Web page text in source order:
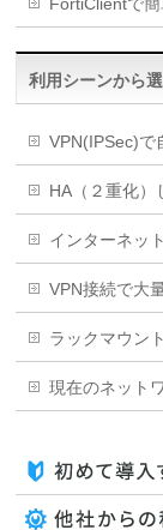
FortiClientで
利用シーンから
VPN(IPSec)で
HA（２重化）
インターネッ
VPN接続で大
ラックマウン
現在のネット